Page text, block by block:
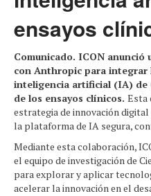
ensayos
Comunicado. ICON
con Anthropic para integrar
inteligencia artificial (IA) de
de los ensayos clínicos. Esta
estrategia de innovación digital
la plataforma de IA segura,
Mediante esta colaboración,
el equipo de investigación de
para explorar y aplicar
acelerar la innovación en el